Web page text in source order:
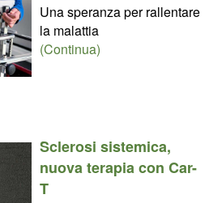
Una speranza per rallentare
la malattia
(Continua)
Sclerosi sistemica,
nuova terapia con Car-
T